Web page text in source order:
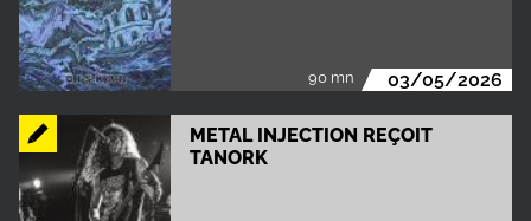
90 mn 03/05/2026
METAL INJECTION REÇOIT
TANORK